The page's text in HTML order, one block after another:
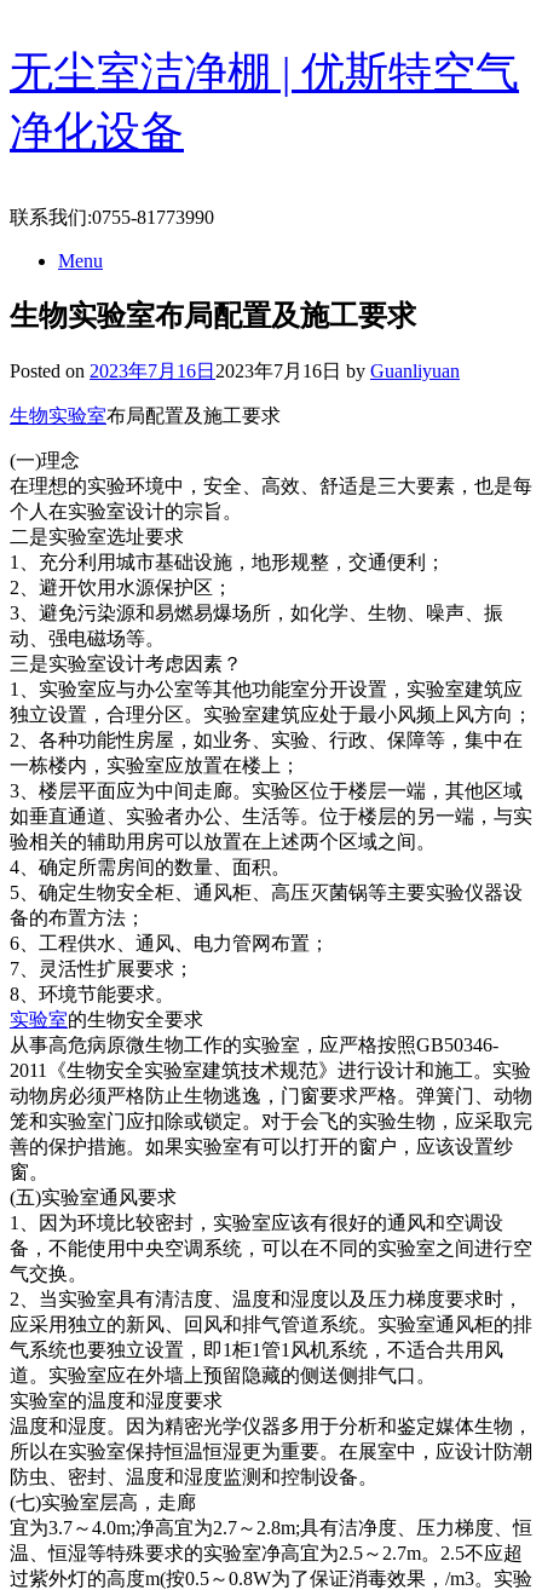
Skip
to
content
无尘室洁净棚 | 优斯特空气
净化设备
联系我们:0755-81773990
Menu
生物实验室布局配置及施工要求
Posted on 2023年7月16日 2023年7月16日 by Guanliyuan
生物实验室布局配置及施工要求
(一)理念
在理想的实验环境中，安全、高效、舒适是三大要素，也是每
个人在实验室设计的宗旨。
二是实验室选址要求
1、充分利用城市基础设施，地形规整，交通便利；
2、避开饮用水源保护区；
3、避免污染源和易燃易爆场所，如化学、生物、噪声、振
动、强电磁场等。
三是实验室设计考虑因素？
1、实验室应与办公室等其他功能室分开设置，实验室建筑应
独立设置，合理分区。实验室建筑应处于最小风频上风方向；
2、各种功能性房屋，如业务、实验、行政、保障等，集中在
一栋楼内，实验室应放置在楼上；
3、楼层平面应为中间走廊。实验区位于楼层一端，其他区域
如垂直通道、实验者办公、生活等。位于楼层的另一端，与实
验相关的辅助用房可以放置在上述两个区域之间。
4、确定所需房间的数量、面积。
5、确定生物安全柜、通风柜、高压灭菌锅等主要实验仪器设
备的布置方法；
6、工程供水、通风、电力管网布置；
7、灵活性扩展要求；
8、环境节能要求。
实验室的生物安全要求
从事高危病原微生物工作的实验室，应严格按照GB50346-
2011《生物安全实验室建筑技术规范》进行设计和施工。实验
动物房必须严格防止生物逃逸，门窗要求严格。弹簧门、动物
笼和实验室门应扣除或锁定。对于会飞的实验生物，应采取完
善的保护措施。如果实验室有可以打开的窗户，应该设置纱
窗。
(五)实验室通风要求
1、因为环境比较密封，实验室应该有很好的通风和空调设
备，不能使用中央空调系统，可以在不同的实验室之间进行空
气交换。
2、当实验室具有清洁度、温度和湿度以及压力梯度要求时，
应采用独立的新风、回风和排气管道系统。实验室通风柜的排
气系统也要独立设置，即1柜1管1风机系统，不适合共用风
道。实验室应在外墙上预留隐藏的侧送侧排气口。
实验室的温度和湿度要求
温度和湿度。因为精密光学仪器多用于分析和鉴定媒体生物，
所以在实验室保持恒温恒湿更为重要。在展室中，应设计防潮
防虫、密封、温度和湿度监测和控制设备。
(七)实验室层高，走廊
宜为3.7～4.0m;净高宜为2.7～2.8m;具有洁净度、压力梯度、恒
温、恒湿等特殊要求的实验室净高宜为2.5～2.7m。2.5不应超
过紫外灯的高度m(按0.5～0.8W为了保证消毒效果，/m3。实验